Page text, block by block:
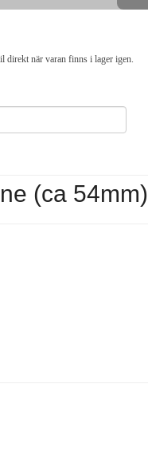
(ca 54mm)
direkt när varan finns i lager igen.